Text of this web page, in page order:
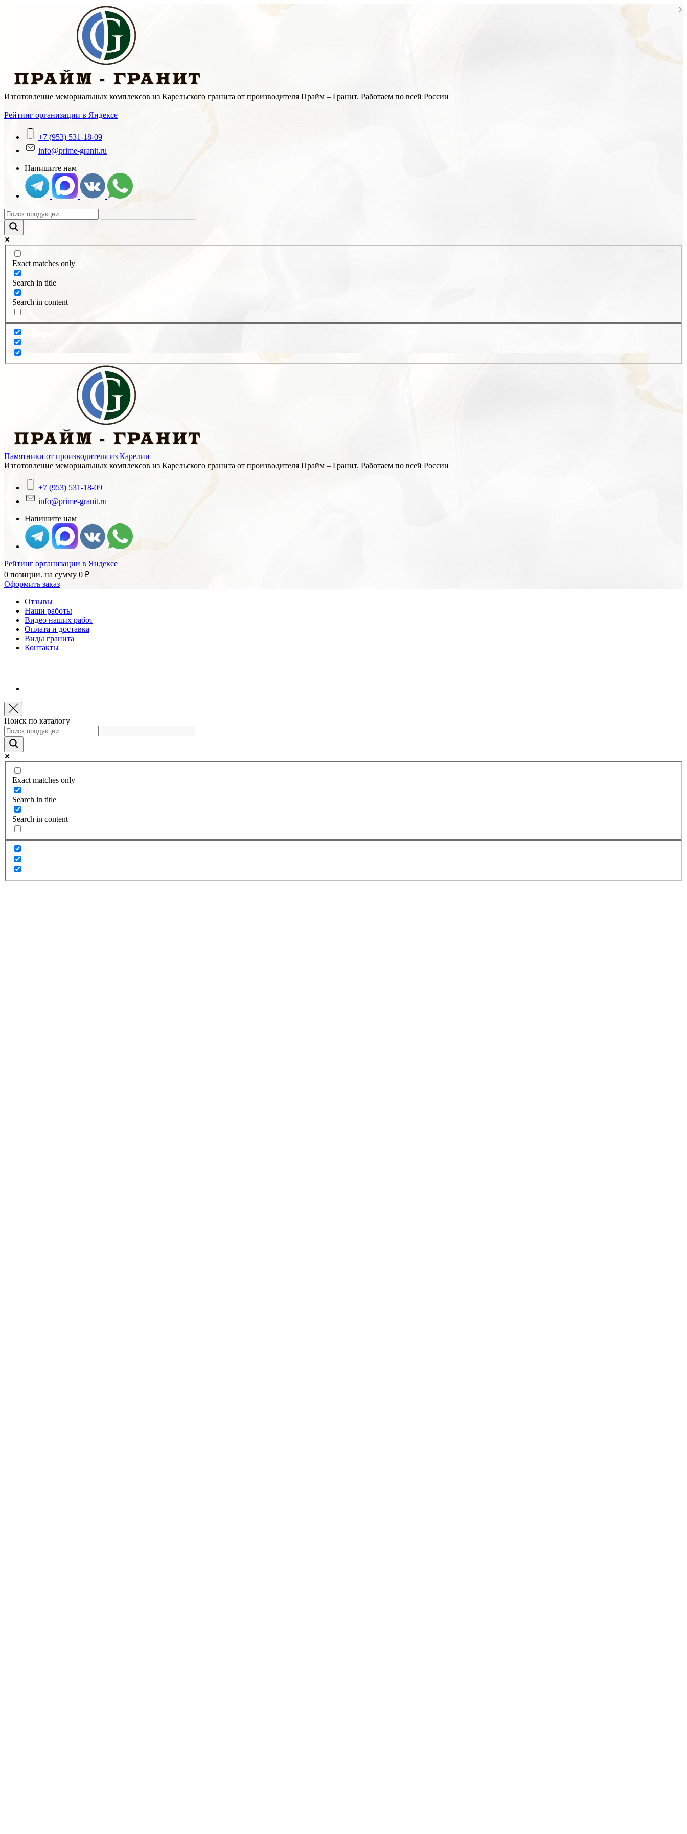
Изготовление мемориальных комплексов из Карельского гранита от производителя Прайм – Гранит. Работаем по всей России
Рейтинг организации в Яндексе
+7 (953) 531-18-09
info@prime-granit.ru
Напишите нам
Exact matches only
Search in title
Search in content
Памятники от производителя из Карелии
Изготовление мемориальных комплексов из Карельского гранита от производителя Прайм – Гранит. Работаем по всей России
+7 (953) 531-18-09
info@prime-granit.ru
Напишите нам
Рейтинг организации в Яндексе
0 позиции. на сумму 0 ₽
Оформить заказ
Отзывы
Наши работы
Видео наших работ
Оплата и доставка
Виды гранита
Контакты
Поиск по каталогу
Exact matches only
Search in title
Search in content